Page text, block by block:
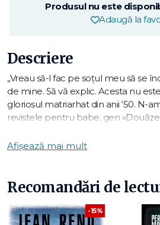
Produsul nu este
Adaugă la
Descriere
„Vreau să-l fac pe soţul meu să se
de mine. Să vă explic. Acesta nu
gloriosul matriarhat din anii ‘50. N-
revistele pentru babe, gen
adevăr. Vreau să se îndrăgostească
spună, pur şi simplu: «A, ce bine!»
Paula i-a fost devotată complet lui
colegi la școala de actorie. A
Afișează mai mult
Recomandări de
-15%